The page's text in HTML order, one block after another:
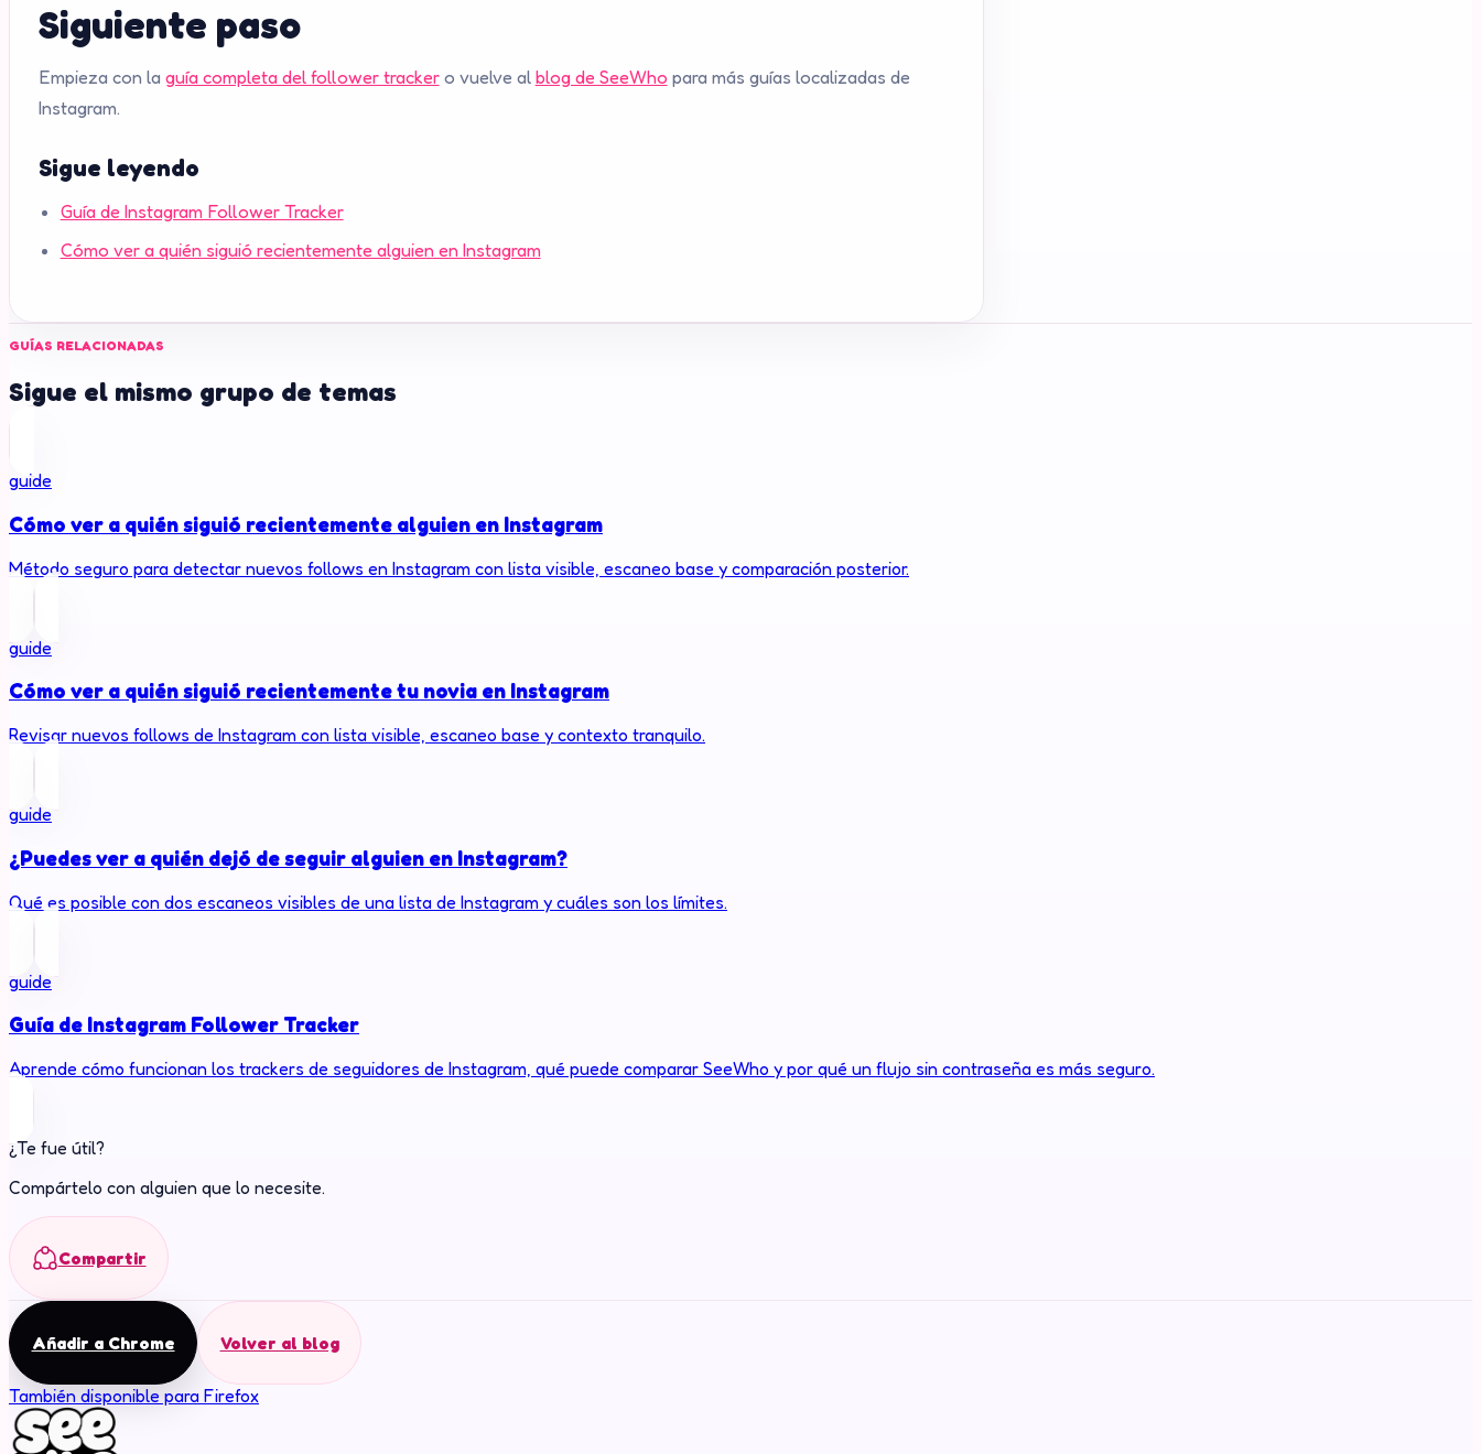
Siguiente paso
Empieza con la guía completa del follower trackero vuelve al blog de SeeWho para más guías localizadas de
Instagram.
Sigue leyendo
Guía de Instagram Follower Tracker
Cómo ver a quién siguió recientemente alguien en Instagram
GUÍAS RELACIONADAS
Sigue el mismo grupo de temas
guide
Cómo ver a quién siguió recientemente alguien en Instagram
Método seguro para detectar nuevos follows en Instagram con lista visible, escaneo base y comparación posterior.
guide
Cómo ver a quién siguió recientemente tu novia en Instagram
Revisar nuevos follows de Instagram con lista visible, escaneo base y contexto tranquilo.
guide
¿Puedes ver a quién dejó de seguir alguien en Instagram?
Qué es posible con dos escaneos visibles de una lista de Instagram y cuáles son los límites.
guide
Guía de Instagram Follower Tracker
Aprende cómo funcionan los trackers de seguidores de Instagram, qué puede comparar SeeWho y por qué un flujo sin contraseña es más seguro.
¿Te fue útil?
Compártelo con alguien que lo necesite.
Compartir
Añadir a Chrome Volver al blog
También disponible para Firefox